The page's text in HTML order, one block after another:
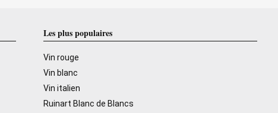
Les plus populaires
Vin rouge
Vin blanc
Vin italien
Ruinart Blanc de Blancs